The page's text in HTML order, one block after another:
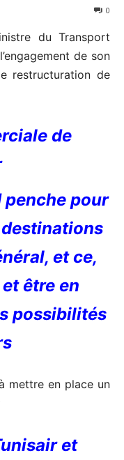
0
du Transport
de son
restructuration de
de
penche pour
et ce,
être en
possibilités
mettre en place un
et